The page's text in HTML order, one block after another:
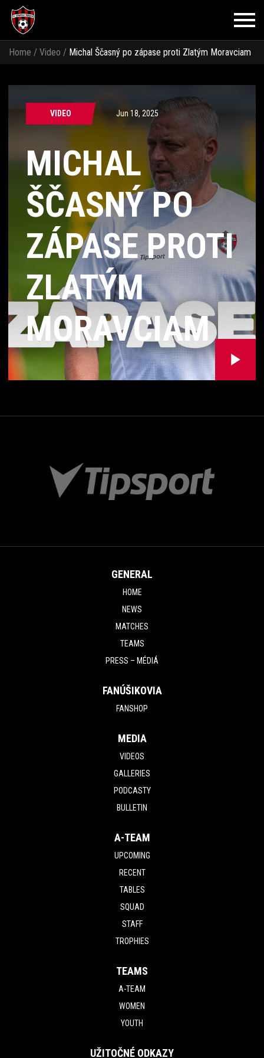
Home / Video / Michal Ščasný po zápase proti Zlatým Moravciam
VIDEO Jun 18, 2025
MICHAL
ŠČASNÝ PO
ZÁPASE PROTI
ZLATÝM
MORAVCIAM
GENERAL
HOME
NEWS
MATCHES
TEAMS
PRESS – MÉDIÁ
FANÚŠIKOVIA
FANSHOP
MEDIA
VIDEOS
GALLERIES
PODCASTY
BULLETIN
A-TEAM
UPCOMING
RECENT
TABLES
SQUAD
STAFF
TROPHIES
TEAMS
A-TEAM
WOMEN
YOUTH
UŽITOČNÉ ODKAZY